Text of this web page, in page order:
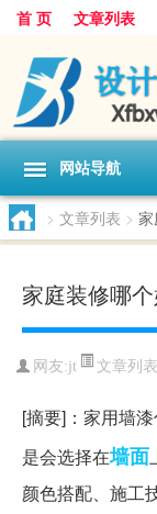
首 页 文章列表
网站导航
> 文章列表 >
家庭装修哪
网友:jt 文章列表
[摘要]：家用墙
是会选择在墙面
颜色搭配、施工